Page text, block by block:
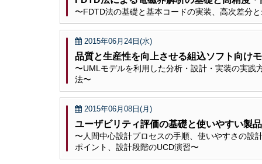
〜FDTD法の基礎と基本コードの実装、高次差分
2015年06月24日(水)
品質と生産性を向上させる組込ソフト向け
〜UMLモデルを利用した分析・設計・実装の実
法〜
2015年06月08日(月)
ユーザビリティ評価の基礎と使いやすい製
〜人間中心設計プロセスの手順、使いやすさの設
ポイント、設計段階のUCD演習〜